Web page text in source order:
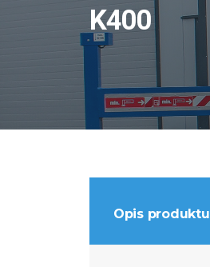
K400
Opis produktu